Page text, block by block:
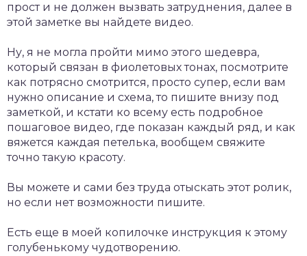
прост и не должен вызвать затруднения, далее в
этой заметке вы найдете видео.
Ну, я не могла пройти мимо этого шедевра,
который связан в фиолетовых тонах, посмотрите
как потрясно смотрится, просто супер, если вам
нужно описание и схема, то пишите внизу под
заметкой, и кстати ко всему есть подробное
пошаговое видео, где показан каждый ряд, и как
вяжется каждая петелька, вообщем свяжите
точно такую красоту.
Вы можете и сами без труда отыскать этот ролик,
но если нет возможности пишите.
Есть еще в моей копилочке инструкция к этому
голубенькому чудотворению.